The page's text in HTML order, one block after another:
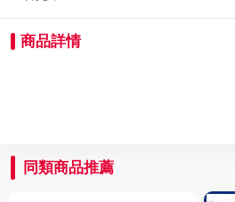
商品詳情
同類商品推薦